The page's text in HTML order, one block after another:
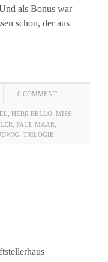
als Bonus war
schon, der aus
0 COMMENT
HERR BELLO MISS
PAUL MAAR
TRILOGIE